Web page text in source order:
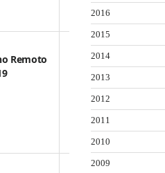
Remoto
2016
2015
2014
2013
2012
2011
2010
2009